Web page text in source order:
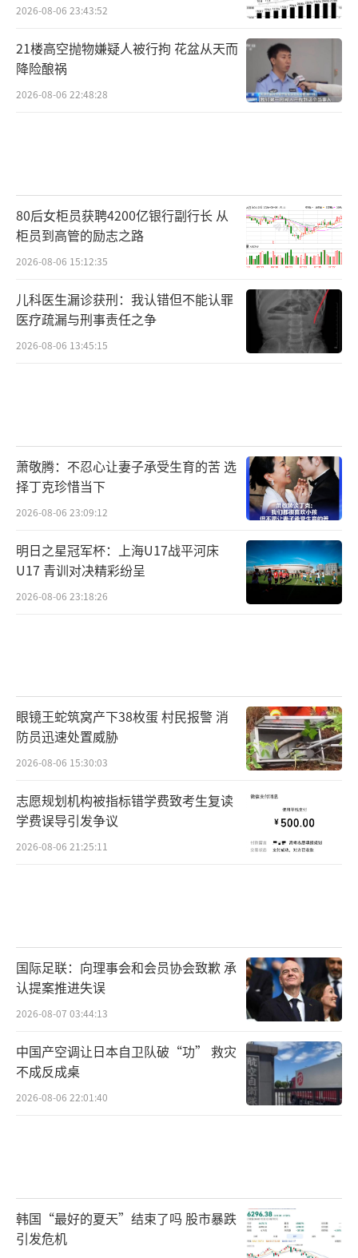
2026-08-06 23:43:52
21楼高空抛物嫌疑人被行拘 花盆从天而
降险酿祸
2026-08-06 22:48:28
80后女柜员获聘4200亿银行副行长 从
柜员到高管的励志之路
2026-08-06 15:12:35
儿科医生漏诊获刑：我认错但不能认罪
医疗疏漏与刑事责任之争
2026-08-06 13:45:15
萧敬腾：不忍心让妻子承受生育的苦 选
择丁克珍惜当下
2026-08-06 23:09:12
明日之星冠军杯：上海U17战平河床
U17 青训对决精彩纷呈
2026-08-06 23:18:26
眼镜王蛇筑窝产下38枚蛋 村民报警 消
防员迅速处置威胁
2026-08-06 15:30:03
志愿规划机构被指标错学费致考生复读
学费误导引发争议
2026-08-06 21:25:11
国际足联：向理事会和会员协会致歉 承
认提案推进失误
2026-08-07 03:44:13
中国产空调让日本自卫队破“功” 救灾
不成反成桌
2026-08-06 22:01:40
韩国“最好的夏天”结束了吗 股市暴跌
引发危机